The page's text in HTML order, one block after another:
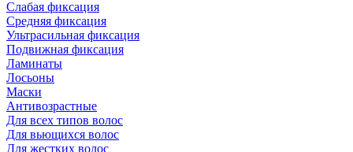
Слабая фиксация
Средняя фиксация
Ультрасильная фиксация
Подвижная фиксация
Ламинаты
Лосьоны
Маски
Антивозрастные
Для всех типов волос
Для вьющихся волос
Для жестких волос